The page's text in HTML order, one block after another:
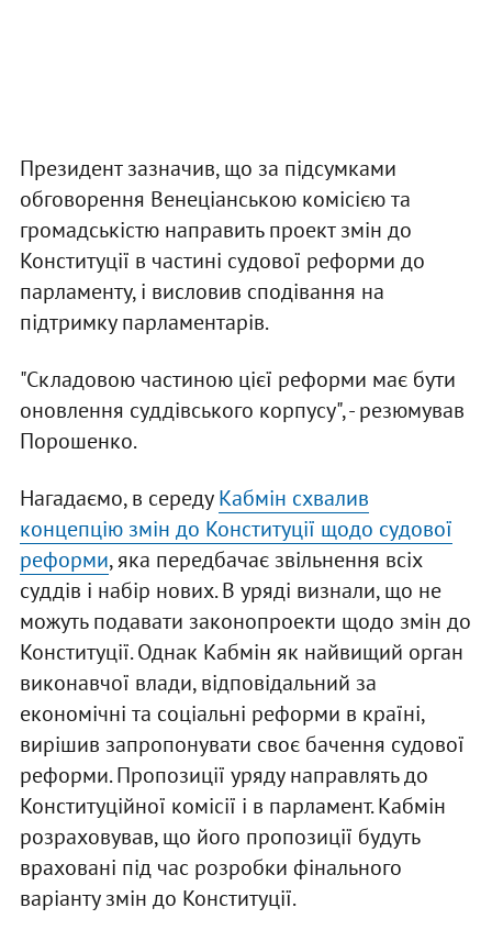
Президент зазначив, що за підсумками
обговорення Венеціанською комісією та
громадськістю направить проект змін до
Конституції в частині судової реформи до
парламенту, і висловив сподівання на
підтримку парламентарів.
"Складовою частиною цієї реформи має бути
оновлення суддівського корпусу", - резюмував
Порошенко.
Нагадаємо, в середуКабмін схвалив
концепцію змін до Конституції щодо судової
реформи, яка передбачає звільнення всіх
суддів і набір нових. В уряді визнали, що не
можуть подавати законопроекти щодо змін до
Конституції. Однак Кабмін як найвищий орган
виконавчої влади, відповідальний за
економічні та соціальні реформи в країні,
вирішив запропонувати своє бачення судової
реформи. Пропозиції уряду направлять до
Конституційної комісії і в парламент. Кабмін
розраховував, що його пропозиції будуть
враховані під час розробки фінального
варіанту змін до Конституції.